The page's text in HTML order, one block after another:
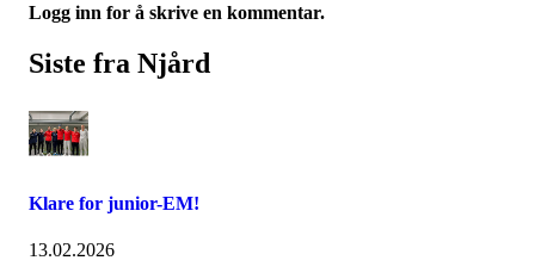
Logg inn for å skrive en kommentar.
Siste fra Njård
Klare for junior-EM!
13.02.2026